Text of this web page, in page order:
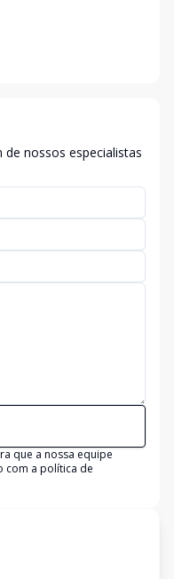
nossos especialistas
que a nossa equipe
com a política de